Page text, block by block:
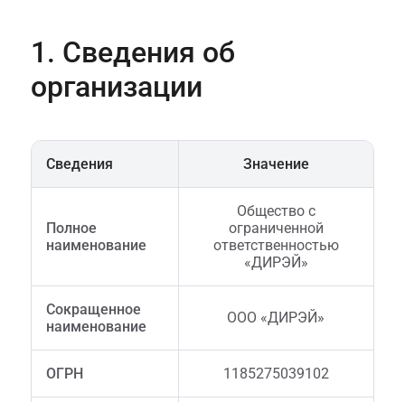
1. Сведения об
организации
Сведения Значение
Полное
наименование
Общество с
ограниченной
ответственностью
«ДИРЭЙ»
Сокращенное
наименование
ООО «ДИРЭЙ»
ОГРН 1185275039102